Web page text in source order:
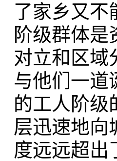
了家乡又不
阶级群体
对立和区域
与他们一道
的工人阶级
层迅速地向
度远远超出